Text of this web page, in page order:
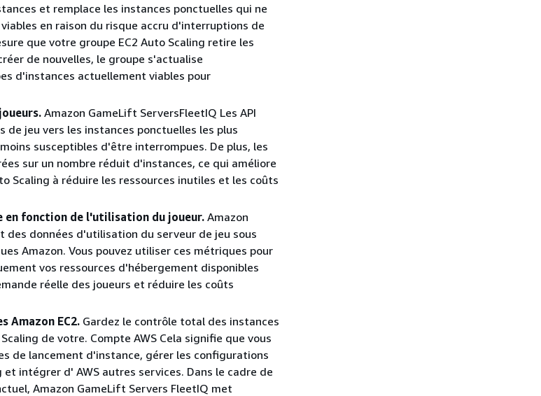
et remplace les instances ponctuelles qui ne
en raison du risque accru d'interruptions de
que votre groupe EC2 Auto Scaling retire les
de nouvelles, le groupe s'actualise
d'instances actuellement viables pour
Amazon GameLift ServersFleetIQ Les API
de jeu vers les instances ponctuelles les plus
susceptibles d'être interrompues. De plus, les
sur un nombre réduit d'instances, ce qui améliore
Scaling à réduire les ressources inutiles et les coûts
en fonction de l'utilisation du joueur. Amazon
des données d'utilisation du serveur de jeu sous
Amazon. Vous pouvez utiliser ces métriques pour
vos ressources d'hébergement disponibles
réelle des joueurs et réduire les coûts
Amazon EC2. Gardez le contrôle total des instances
de votre. Compte AWS Cela signifie que vous
de lancement d'instance, gérer les configurations
et intégrer d' AWS autres services. Dans le cadre de
Amazon GameLift Servers FleetIQ met